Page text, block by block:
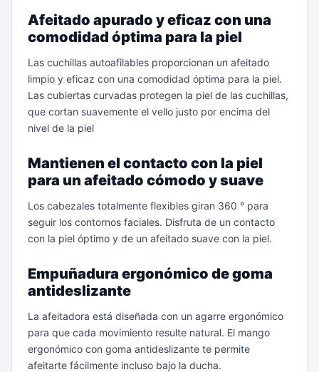
Afeitado apurado y eficaz con una
comodidad óptima para la piel
Las cuchillas autoafilables proporcionan un afeitado
limpio y eficaz con una comodidad óptima para la piel.
Las cubiertas curvadas protegen la piel de las cuchillas,
que cortan suavemente el vello justo por encima del
nivel de la piel
Mantienen el contacto con la piel
para un afeitado cómodo y suave
Los cabezales totalmente flexibles giran 360 ° para
seguir los contornos faciales. Disfruta de un contacto
con la piel óptimo y de un afeitado suave con la piel.
Empuñadura ergonómico de goma
antideslizante
La afeitadora está diseñada con un agarre ergonómico
para que cada movimiento resulte natural. El mango
ergonómico con goma antideslizante te permite
afeitarte fácilmente incluso bajo la ducha.